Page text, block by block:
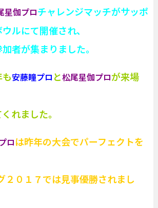
星伽プロチャレンジマッチがサッポ
ルにて開催され、
者が集まりました。
安藤瞳プロ と松尾星伽プロが来場
れました。
ロは昨年の大会でパーフェクトを
２０１７では見事優勝されまし